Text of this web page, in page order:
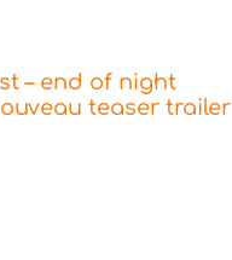
– end of night
teaser trailer